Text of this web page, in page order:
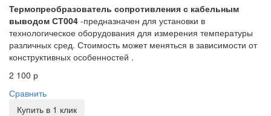
Термопреобразователь сопротивления с кабельным
выводом СТ004 -предназначен для установки в
технологическое оборудования для измерения температуры
различных сред. Стоимость может меняться в зависимости от
конструктивных особенностей .
2 100 р
Сравнить
Купить в 1 клик